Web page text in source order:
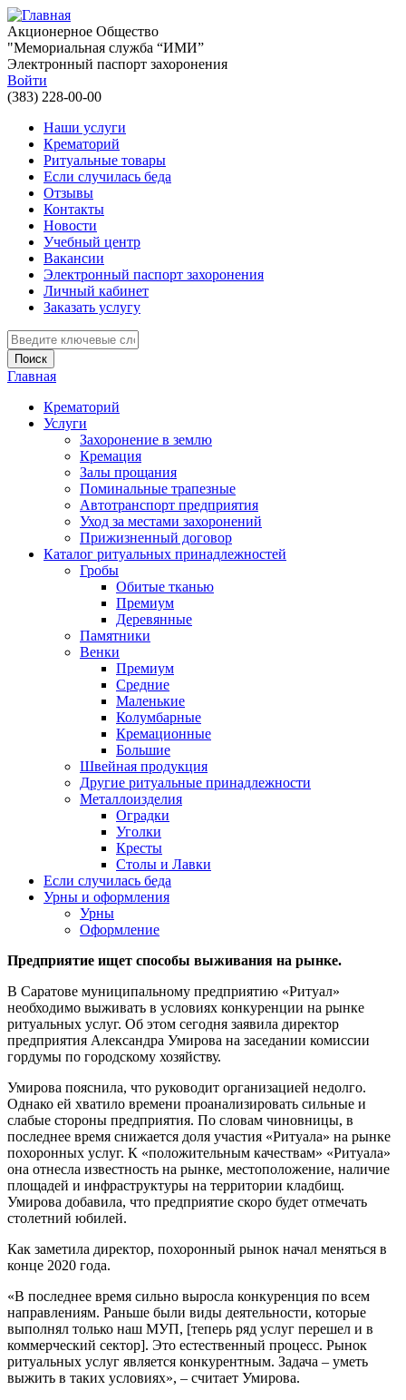
Перейти к основному содержанию
Акционерное Общество
"Мемориальная служба “ИМИ”
Электронный паспорт захоронения
Войти
(383) 228-00-00
Наши услуги
Крематорий
Ритуальные товары
Если случилась беда
Отзывы
Контакты
Новости
Учебный центр
Вакансии
Электронный паспорт захоронения
Личный кабинет
Заказать услугу
Введите ключевые слова для поиска
Вы здесь
Главная
Крематорий
Услуги
Захоронение в землю
Кремация
Залы прощания
Поминальные трапезные
Автотранспорт предприятия
Уход за местами захоронений
Прижизненный договор
Каталог ритуальных принадлежностей
Гробы
Обитые тканью
Премиум
Деревянные
Памятники
Венки
Премиум
Средние
Маленькие
Колумбарные
Кремационные
Большие
Швейная продукция
Другие ритуальные принадлежности
Металлоизделия
Оградки
Уголки
Кресты
Столы и Лавки
Если случилась беда
Урны и оформления
Урны
Оформление
Предприятие ищет способы выживания на рынке.
В Саратове муниципальному предприятию «Ритуал»
необходимо выживать в условиях конкуренции на рынке
ритуальных услуг. Об этом сегодня заявила директор
предприятия Александра Умирова на заседании комиссии
гордумы по городскому хозяйству.
Умирова пояснила, что руководит организацией недолго.
Однако ей хватило времени проанализировать сильные и
слабые стороны предприятия. По словам чиновницы, в
последнее время снижается доля участия «Ритуала» на рынке
похоронных услуг. К «положительным качествам» «Ритуала»
она отнесла известность на рынке, местоположение, наличие
площадей и инфраструктуры на территории кладбищ.
Умирова добавила, что предприятие скоро будет отмечать
столетний юбилей.
Как заметила директор, похоронный рынок начал меняться в
конце 2020 года.
«В последнее время сильно выросла конкуренция по всем
направлениям. Раньше были виды деятельности, которые
выполнял только наш МУП, [теперь ряд услуг перешел и в
коммерческий сектор]. Это естественный процесс. Рынок
ритуальных услуг является конкурентным. Задача – уметь
выжить в таких условиях», – считает Умирова.